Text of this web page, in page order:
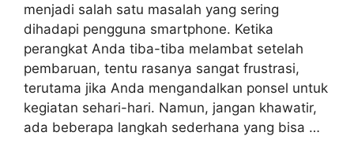
menjadi salah satu masalah yang sering
dihadapi pengguna smartphone. Ketika
perangkat Anda tiba-tiba melambat setelah
pembaruan, tentu rasanya sangat frustrasi,
terutama jika Anda mengandalkan ponsel untuk
kegiatan sehari-hari. Namun, jangan khawatir,
ada beberapa langkah sederhana yang bisa …